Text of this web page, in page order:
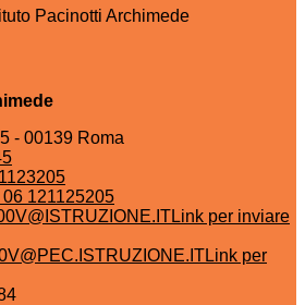
Pacinotti Archimede
- 00139 Roma
121125205
Link per inviare
Link per